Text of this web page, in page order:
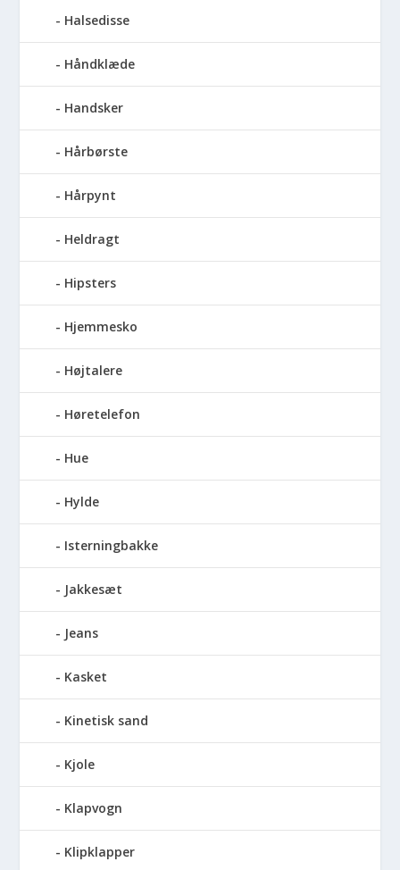
Halsedisse
Håndklæde
Handsker
Hårbørste
Hårpynt
Heldragt
Hipsters
Hjemmesko
Højtalere
Høretelefon
Hue
Hylde
Isterningbakke
Jakkesæt
Jeans
Kasket
Kinetisk sand
Kjole
Klapvogn
Klipklapper